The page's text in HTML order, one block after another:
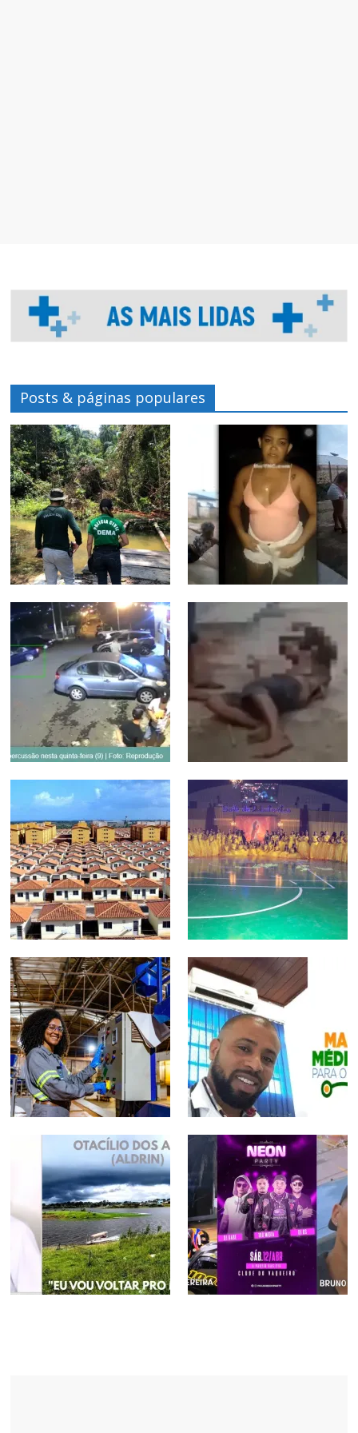
Posts & páginas populares